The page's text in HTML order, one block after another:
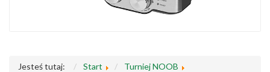
Jesteś tutaj: Start
Turniej NOOB